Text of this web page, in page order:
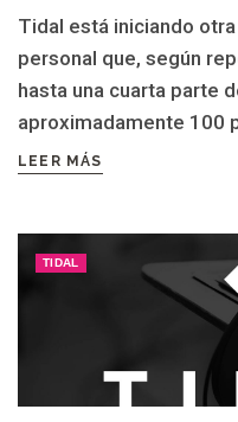
Tidal está iniciando
personal que, según
hasta una cuarta parte
aproximadamente 100
LEER MÁS
TIDAL